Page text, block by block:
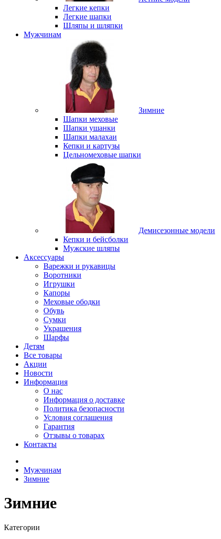
Легкие кепки
Легкие шапки
Шляпы и шляпки
Мужчинам
Зимние
Шапки меховые
Шапки ушанки
Шапки малахаи
Кепки и картузы
Цельномеховые шапки
Демисезонные модели
Кепки и бейсболки
Мужские шляпы
Аксессуары
Варежки и рукавицы
Воротники
Игрушки
Капоры
Меховые ободки
Обувь
Сумки
Украшения
Шарфы
Детям
Все товары
Акции
Новости
Информация
О нас
Информация о доставке
Политика безопасности
Условия соглашения
Гарантия
Отзывы о товарах
Контакты
Мужчинам
Зимние
Зимние
Категории